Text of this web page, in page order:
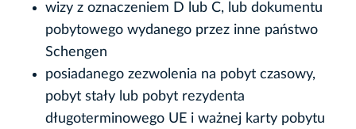
wizy z oznaczeniem D lub C, lub dokumentu
pobytowego wydanego przez inne państwo
Schengen
posiadanego zezwolenia na pobyt czasowy,
pobyt stały lub pobyt rezydenta
długoterminowego UE i ważnej karty pobytu